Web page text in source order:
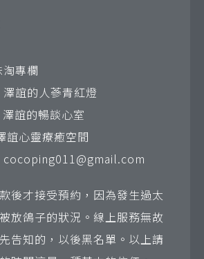
專欄
誼的人蔘青紅燈
誼的暢談心室
誼心靈療癒空間
cocoping011@gmail.com
後才接受預約，因為發生過太
放鴿子的狀況。線上服務無故
告知的，以後黑名單。以上請